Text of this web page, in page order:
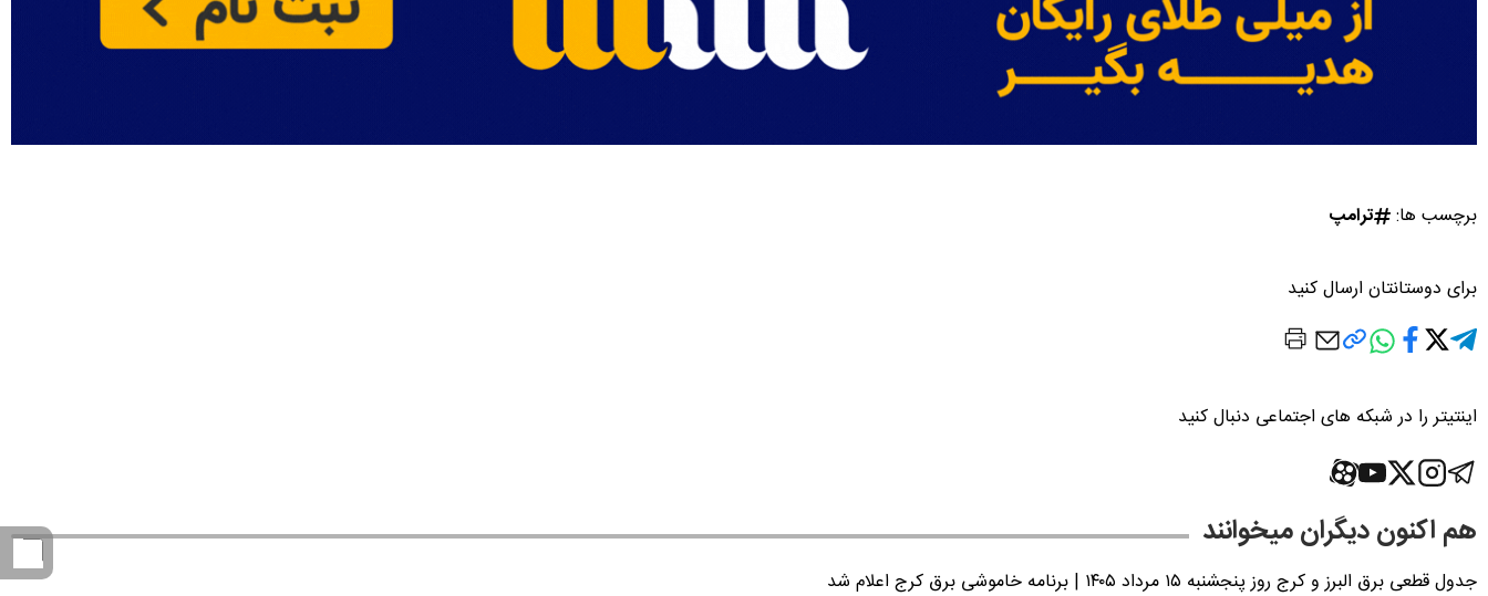
برچسب ها: ترامپ
برای دوستانتان ارسال کنید
اینتیتر را در شبکه های اجتماعی دنبال کنید
هم اکنون دیگران میخوانند
جدول قطعی برق البرز و کرج روز پنجشنبه ۱۵ مرداد ۱۴۰۵ | برنامه خاموشی برق کرج اعلام شد